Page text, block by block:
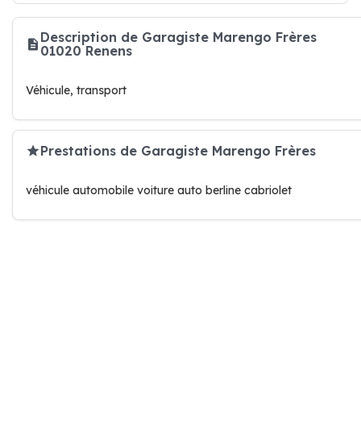
Description de Garagiste Marengo Frères
01020 Renens
Véhicule, transport
Prestations de Garagiste Marengo Frères
véhicule automobile voiture auto berline cabriolet